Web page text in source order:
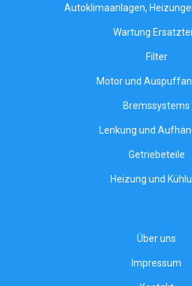
Autoklimaanlagen,
Wartung
Filter
Motor und
Bremssystems
Lenkung und
Getriebeteile
Heizung und
Über uns
Impressum